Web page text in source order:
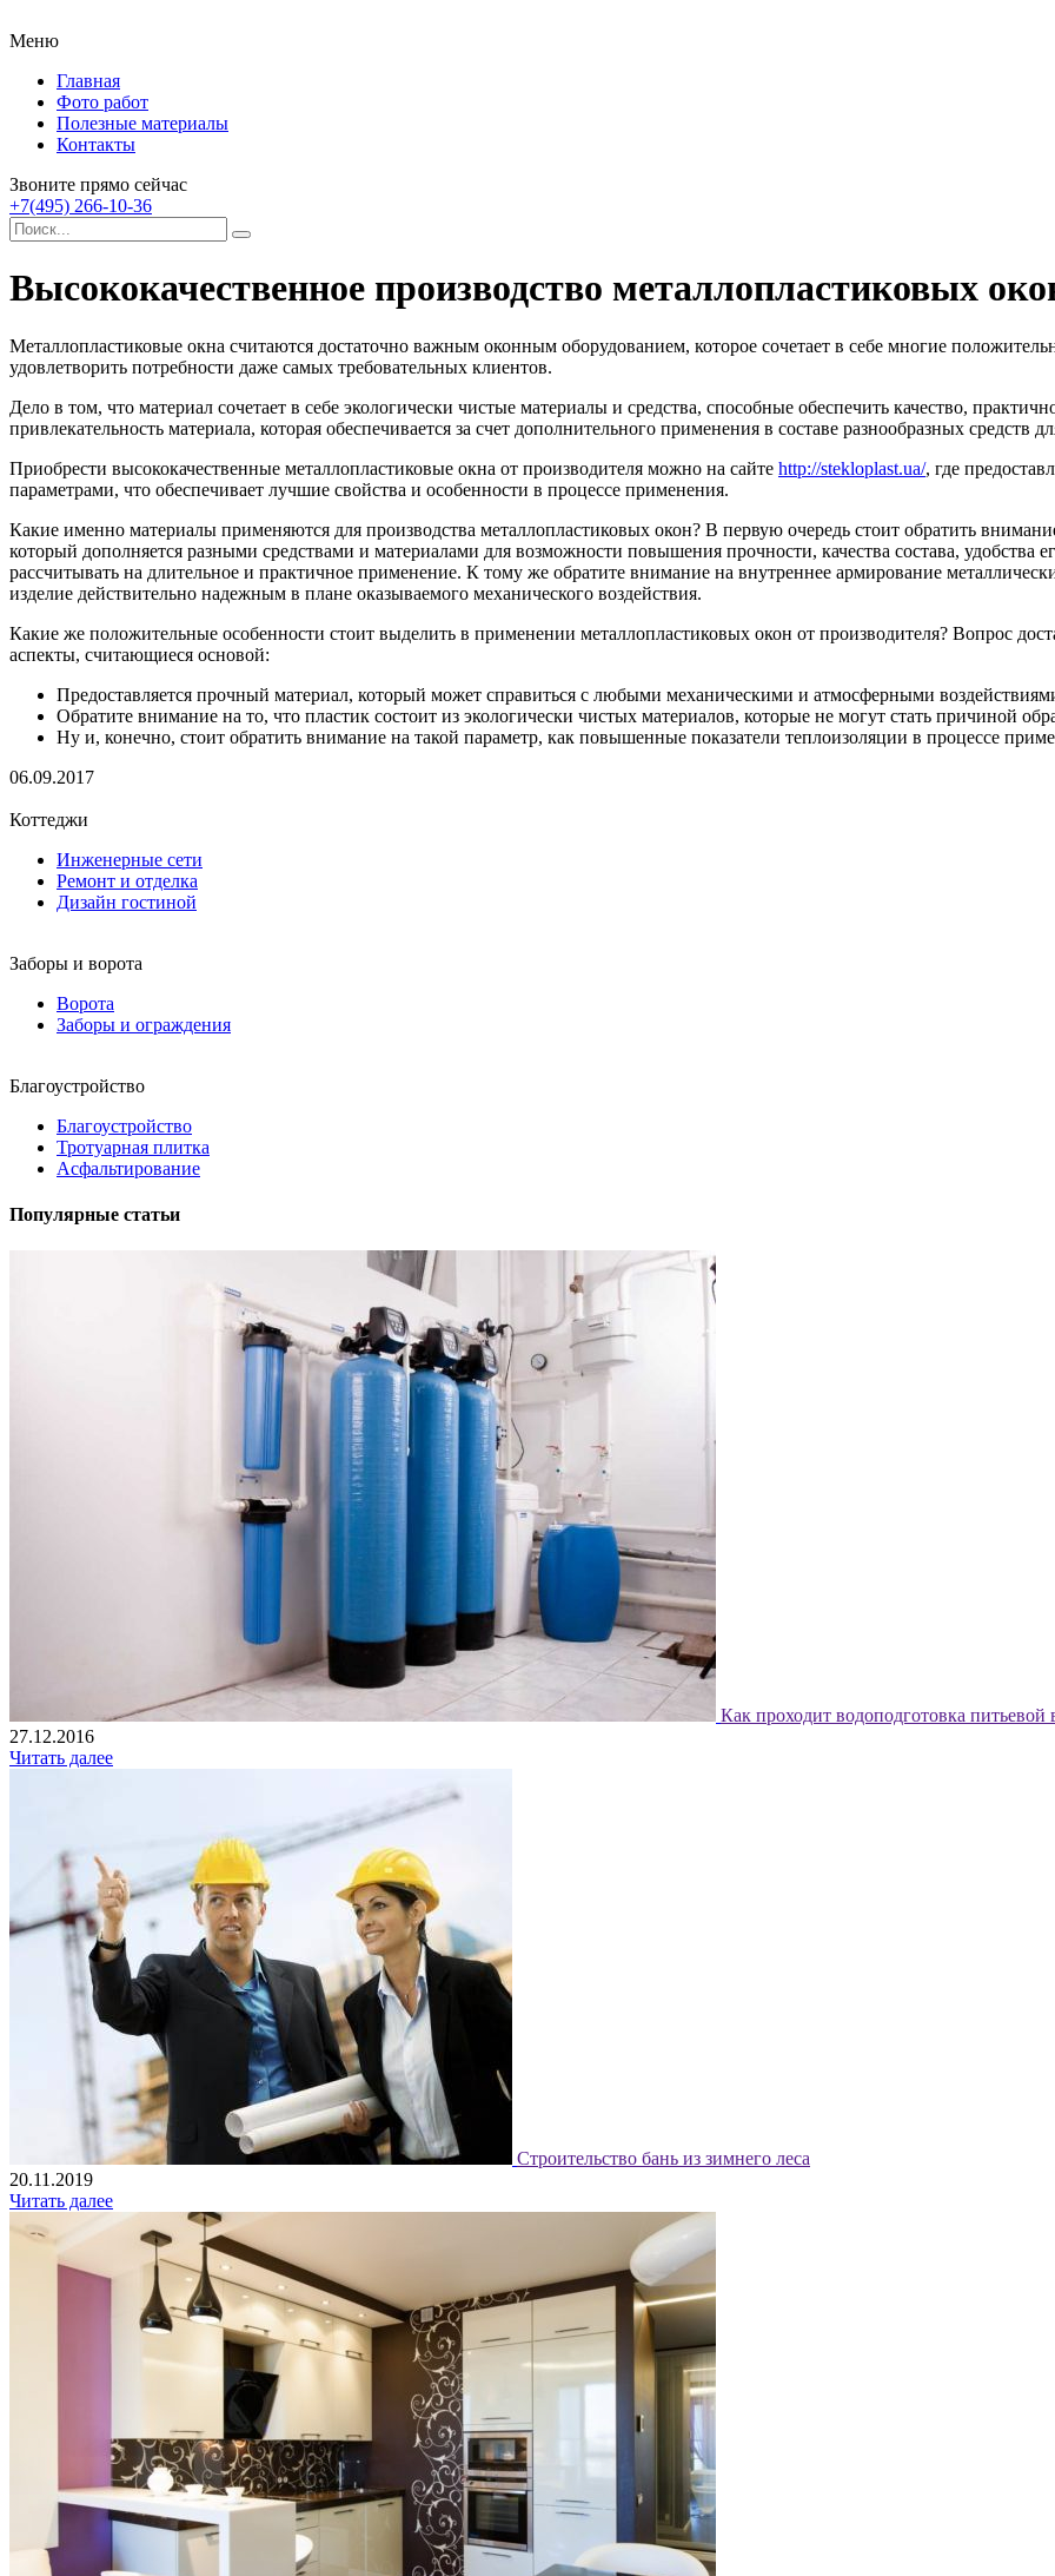
Меню
Главная
Фото работ
Полезные материалы
Контакты
Звоните прямо сейчас
+7(495) 266-10-36
Высококачественное производство металлопластиковых
Металлопластиковые окна считаются достаточно важным оконным оборудованием, которое сочетает в себе многие
удовлетворить потребности даже самых требовательных клиентов.
Дело в том, что материал сочетает в себе экологически чистые материалы и средства, способные обеспечить качество,
привлекательность материала, которая обеспечивается за счет дополнительного применения в составе разнообразных средств
Приобрести высококачественные металлопластиковые окна от производителя можно на сайте http://stekloplast.ua/, где
параметрами, что обеспечивает лучшие свойства и особенности в процессе применения.
Какие именно материалы применяются для производства металлопластиковых окон? В первую очередь стоит обратить
который дополняется разными средствами и материалами для возможности повышения прочности, качества состава, удобства
рассчитывать на длительное и практичное применение. К тому же обратите внимание на внутреннее армирование
изделие действительно надежным в плане оказываемого механического воздействия.
Какие же положительные особенности стоит выделить в применении металлопластиковых окон от производителя? Вопрос
аспекты, считающиеся основой:
Предоставляется прочный материал, который может справиться с любыми механическими и атмосферными
Обратите внимание на то, что пластик состоит из экологически чистых материалов, которые не могут стать причиной
Ну и, конечно, стоит обратить внимание на такой параметр, как повышенные показатели теплоизоляции в процессе
06.09.2017
Коттеджи
Инженерные сети
Ремонт и отделка
Дизайн гостиной
Заборы и ворота
Ворота
Заборы и ограждения
Благоустройство
Благоустройство
Тротуарная плитка
Асфальтирование
Популярные статьи
Как проходит водоподготовка питьевой
27.12.2016
Читать далее
Строительство бань из зимнего леса
20.11.2019
Читать далее